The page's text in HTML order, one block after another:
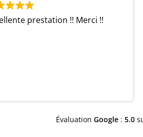
!!
Formation très
permis d
process . je
Évaluation Google : 5.0